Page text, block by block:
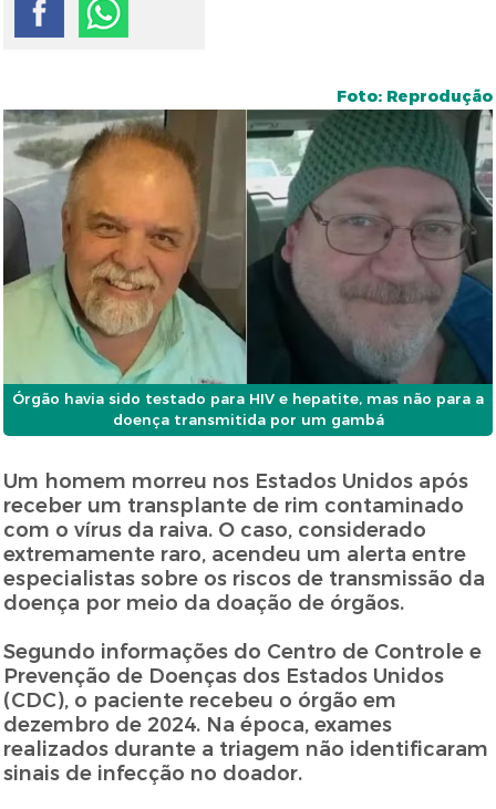
Foto: Reprodução
Órgão havia sido testado para HIV e hepatite, mas não para a
doença transmitida por um gambá
Um homem morreu nos Estados Unidos após
receber um transplante de rim contaminado
com o vírus da raiva. O caso, considerado
extremamente raro, acendeu um alerta entre
especialistas sobre os riscos de transmissão da
doença por meio da doação de órgãos.
Segundo informações do Centro de Controle e
Prevenção de Doenças dos Estados Unidos
(CDC), o paciente recebeu o órgão em
dezembro de 2024. Na época, exames
realizados durante a triagem não identificaram
sinais de infecção no doador.